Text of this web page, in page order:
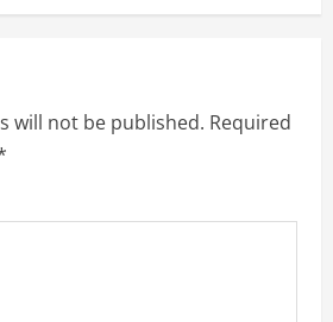
will not be published. Required